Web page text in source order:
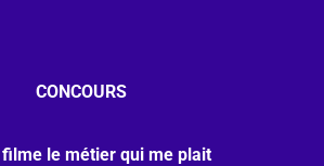
CONCOURS
le métier qui me plait